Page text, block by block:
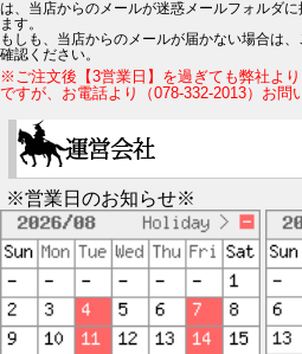
は、当店からのメールが迷惑メールフォルダ
ます。
もしも、当店からのメールが届かない場合は
確認ください。
※ご注文後【3営業日】を過ぎても弊社よ
ですが、お電話より（078-332-2013）お問
※営業日のお知らせ※